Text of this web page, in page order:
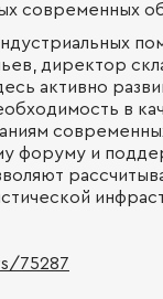
современных
директор
активно
в
форуму и
75287